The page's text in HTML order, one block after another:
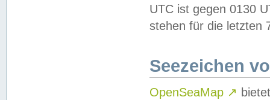
UTC ist gegen 0130
stehen für die letzten
Seezeichen
OpenSeaMap ↗